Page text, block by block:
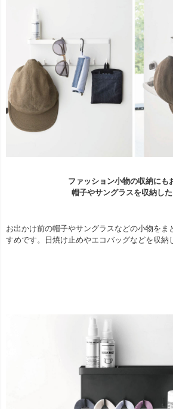
ファッション小物の収納にも
帽子やサングラスを収納し
お出かけ前の帽子やサングラスなどの小物をま
すめです。日焼け止めやエコバッグなどを収納